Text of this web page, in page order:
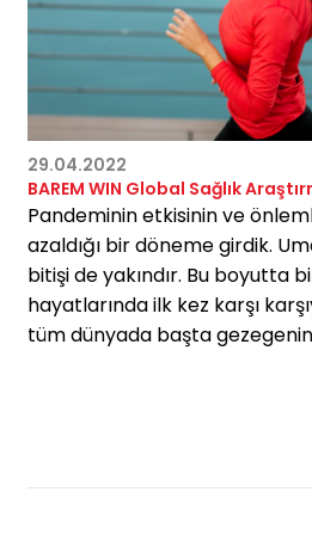
29.04.2022
BAREM WIN Global Sağlık
Pandeminin etkisinin ve
azaldığı bir döneme girdik.
bitişi de yakındır. Bu boyutta
hayatlarında ilk kez karşı
tüm dünyada başta gezegenin